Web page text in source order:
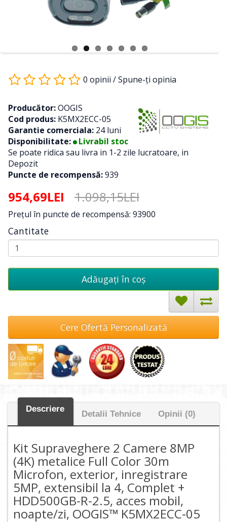
0 opinii /Spune-ţi opinia
Producător:OOGIS
Cod produs: K5MX2ECC-05
Garantie comerciala: 24 luni
Disponibilitate:
Livrabil stoc
Se poate ridica sau livra in 1-2 zile lucratoare, in
Depozit
Puncte de recompensă:939
954,69LEI 1.098,15LEI
Preţul în puncte de recompensă: 93900
Cantitate
Adăugați în coş
Cere Ofertă Personalizată
Descriere
Detalii Tehnice Opinii (0)
Kit Supraveghere 2 Camere 8MP
(4K) metalice Full Color 30m
Microfon, exterior, inregistrare
5MP, extensibil la 4, Complet +
HDD500GB-R-2.5, acces mobil,
noapte/zi, OOGIS™ K5MX2ECC-05